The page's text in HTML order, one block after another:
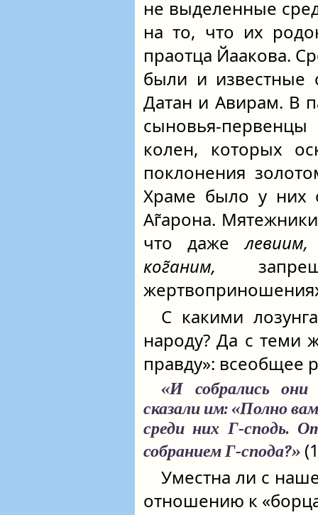
не выделенные
на то, что их
праотца Йаакова.
были и известные
Датан и Авирам. В
сыновья-
колен, которых
поклонения
Храме было у них
Аг̃арона.
что дажелевиим,
ког̃аним,
С какими
народу? Да с теми
правду»: всеобщее
«И собрались
сказали им: «Полно
среди них Г‑сподь.
собранием Г‑спода?»
Уместна ли с
отношению к